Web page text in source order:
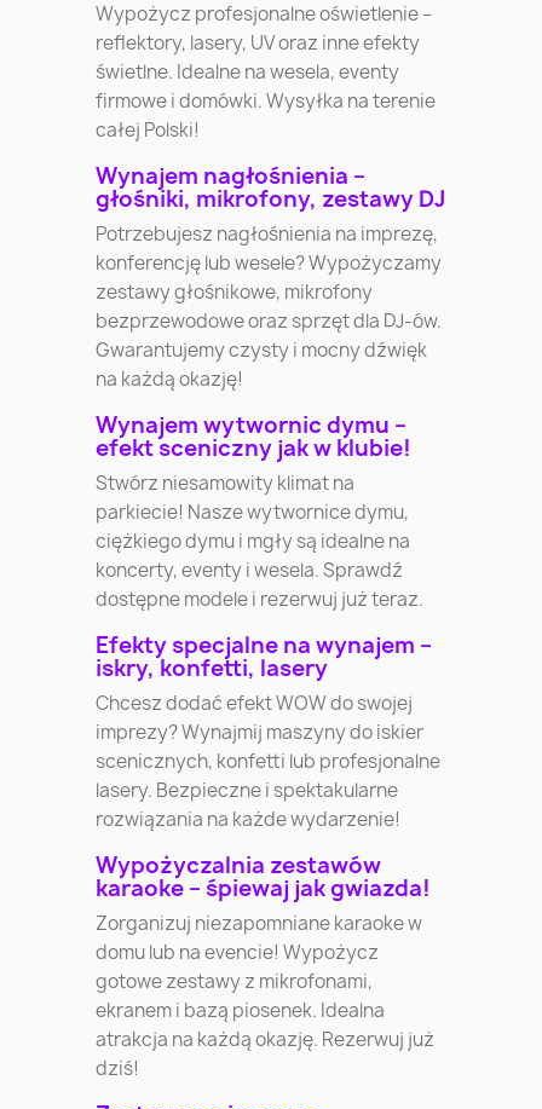
Wypożycz profesjonalne oświetlenie –
reflektory, lasery, UV oraz inne efekty
świetlne. Idealne na wesela, eventy
firmowe i domówki. Wysyłka na terenie
całej Polski!
Wynajem nagłośnienia –
głośniki, mikrofony, zestawy DJ
Potrzebujesz nagłośnienia na imprezę,
konferencję lub wesele? Wypożyczamy
zestawy głośnikowe, mikrofony
bezprzewodowe oraz sprzęt dla DJ-ów.
Gwarantujemy czysty i mocny dźwięk
na każdą okazję!
Wynajem wytwornic dymu –
efekt sceniczny jak w klubie!
Stwórz niesamowity klimat na
parkiecie! Nasze wytwornice dymu,
ciężkiego dymu i mgły są idealne na
koncerty, eventy i wesela. Sprawdź
dostępne modele i rezerwuj już teraz.
Efekty specjalne na wynajem –
iskry, konfetti, lasery
Chcesz dodać efekt WOW do swojej
imprezy? Wynajmij maszyny do iskier
scenicznych, konfetti lub profesjonalne
lasery. Bezpieczne i spektakularne
rozwiązania na każde wydarzenie!
Wypożyczalnia zestawów
karaoke – śpiewaj jak gwiazda!
Zorganizuj niezapomniane karaoke w
domu lub na evencie! Wypożycz
gotowe zestawy z mikrofonami,
ekranem i bazą piosenek. Idealna
atrakcja na każdą okazję. Rezerwuj już
dziś!